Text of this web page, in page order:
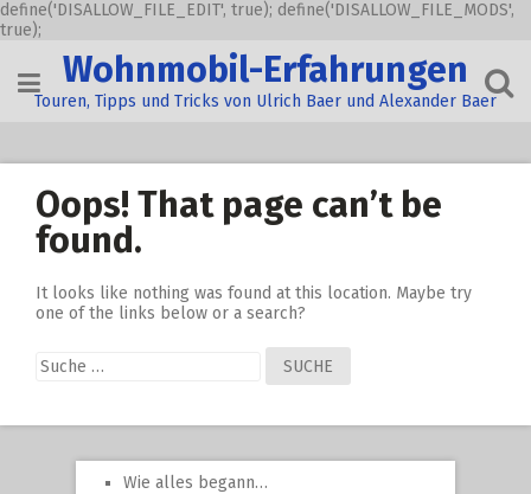
define('DISALLOW_FILE_EDIT', true); define('DISALLOW_FILE_MODS',
true);
content
Wohnmobil-Erfahrungen
Touren, Tipps und Tricks von Ulrich Baer und Alexander Baer
Oops! That page can’t be
found.
It looks like nothing was found at this location. Maybe try
one of the links below or a search?
Suche
nach:
Wie alles begann…